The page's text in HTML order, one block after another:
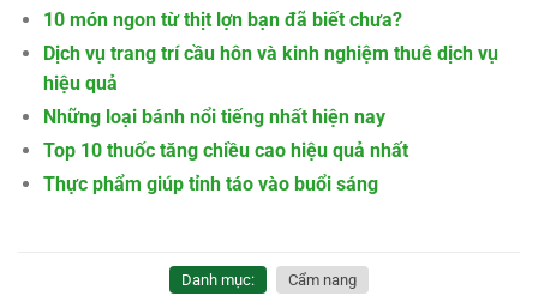
10 món ngon từ thịt lợn bạn đã biết chưa?
Dịch vụ trang trí cầu hôn và kinh nghiệm thuê dịch vụ
hiệu quả
Những loại bánh nổi tiếng nhất hiện nay
Top 10 thuốc tăng chiều cao hiệu quả nhất
Thực phẩm giúp tỉnh táo vào buổi sáng
Danh mục: Cẩm nang